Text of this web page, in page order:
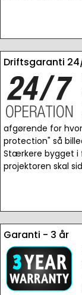
Driftsgaranti
afgørende for
protection" så
Stærkere bygget i
projektoren skal
Garanti - 3 år